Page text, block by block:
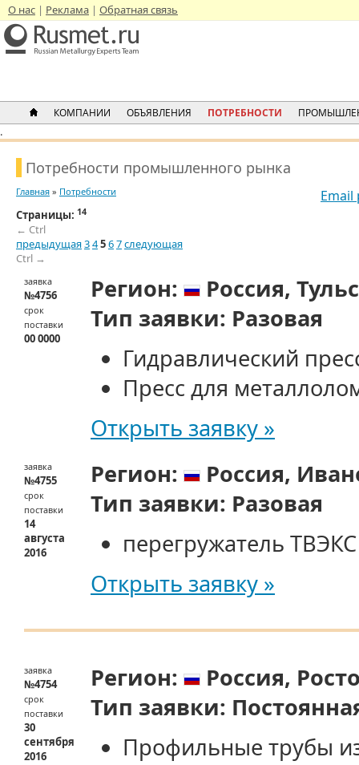
О нас Реклама Обратная связь
КОМПАНИИ ОБЪЯВЛЕНИЯ ПОТРЕБНОСТИ
.
Потребности промышленного рынка
Главная » Потребности
Страницы: 14
← Ctrl
предыдущая34567следующая
Ctrl →
заявка
№4756
срок
поставки
00 0000
Регион: Россия,
Тип заявки: Разовая
Гидравлический
Пресс для
Открыть заявку »
заявка
№4755
срок
поставки
14
августа
2016
Регион: Россия,
Тип заявки: Разовая
перегружатель
Открыть заявку »
заявка
№4754
срок
поставки
30
сентября
2016
Регион: Россия,
Тип заявки:
Профильные трубы